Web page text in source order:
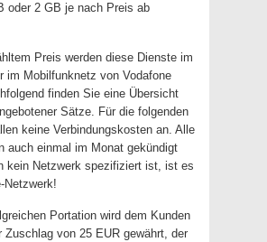
oder 2 GB je nach Preis ab
Preis werden diese Dienste im
im Mobilfunknetz von Vodafone
finden Sie eine Übersicht
Sätze. Für die folgenden
keine Verbindungskosten an. Alle
auch einmal im Monat gekündigt
kein Netzwerk spezifiziert ist, ist es
Netzwerk!
Portation wird dem Kunden
Zuschlag von 25 EUR gewährt, der